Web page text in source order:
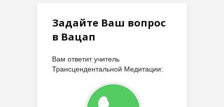
Задайте Ваш вопрос
в Вацап
Вам ответит учитель
Трансцендентальной Медитации: